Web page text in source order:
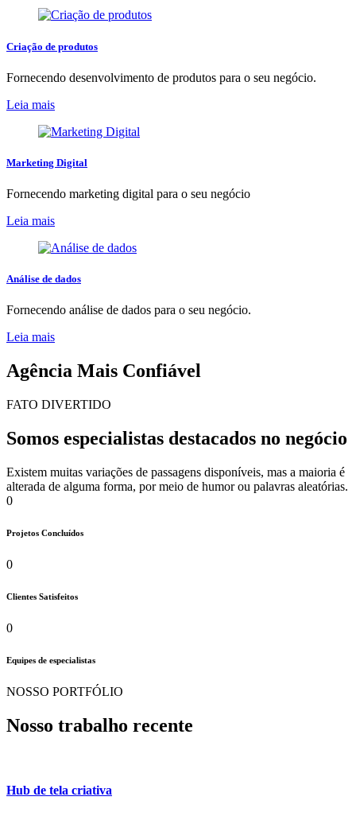
Criação de produtos
Fornecendo desenvolvimento de produtos para o seu negócio.
Leia mais
Marketing Digital
Fornecendo marketing digital para o seu negócio
Leia mais
Análise de dados
Fornecendo análise de dados para o seu negócio.
Leia mais
Agência Mais Confiável
FATO DIVERTIDO
Somos especialistas destacados no negócio
Existem muitas variações de passagens disponíveis, mas a maioria é
alterada de alguma forma, por meio de humor ou palavras aleatórias.
0
Projetos Concluídos
0
Clientes Satisfeitos
0
Equipes de especialistas
NOSSO PORTFÓLIO
Nosso trabalho recente
Hub de tela criativa